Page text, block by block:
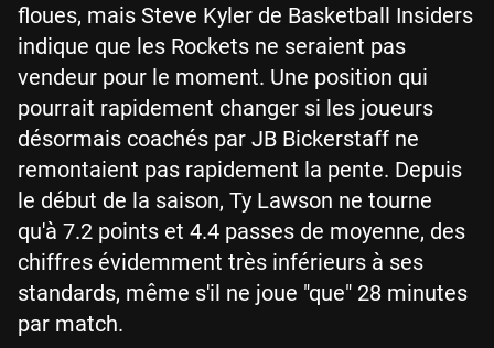
floues, mais Steve Kyler de Basketball Insiders
indique que les Rockets ne seraient pas
vendeur pour le moment. Une position qui
pourrait rapidement changer si les joueurs
désormais coachés par JB Bickerstaff ne
remontaient pas rapidement la pente. Depuis
le début de la saison, Ty Lawson ne tourne
qu'à 7.2 points et 4.4 passes de moyenne, des
chiffres évidemment très inférieurs à ses
standards, même s'il ne joue "que" 28 minutes
par match.